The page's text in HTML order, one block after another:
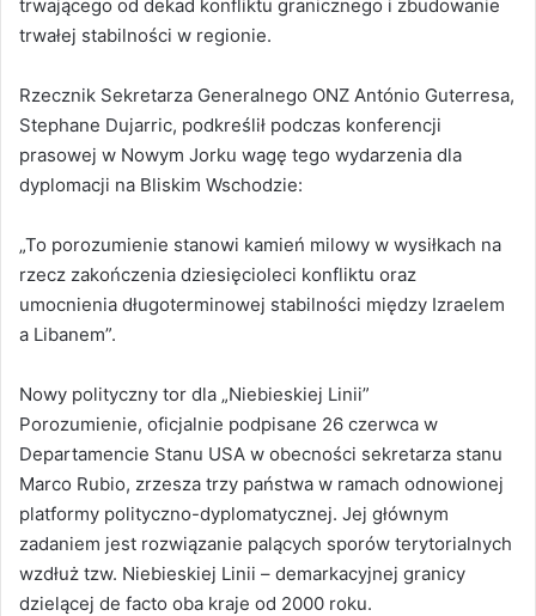
trwającego od dekad konfliktu granicznego i zbudowanie
trwałej stabilności w regionie.
Rzecznik Sekretarza Generalnego ONZ António Guterresa,
Stephane Dujarric, podkreślił podczas konferencji
prasowej w Nowym Jorku wagę tego wydarzenia dla
dyplomacji na Bliskim Wschodzie:
„To porozumienie stanowi kamień milowy w wysiłkach na
rzecz zakończenia dziesięcioleci konfliktu oraz
umocnienia długoterminowej stabilności między Izraelem
a Libanem”.
Nowy polityczny tor dla „Niebieskiej Linii”
Porozumienie, oficjalnie podpisane 26 czerwca w
Departamencie Stanu USA w obecności sekretarza stanu
Marco Rubio, zrzesza trzy państwa w ramach odnowionej
platformy polityczno-dyplomatycznej. Jej głównym
zadaniem jest rozwiązanie palących sporów terytorialnych
wzdłuż tzw. Niebieskiej Linii – demarkacyjnej granicy
dzielącej de facto oba kraje od 2000 roku.